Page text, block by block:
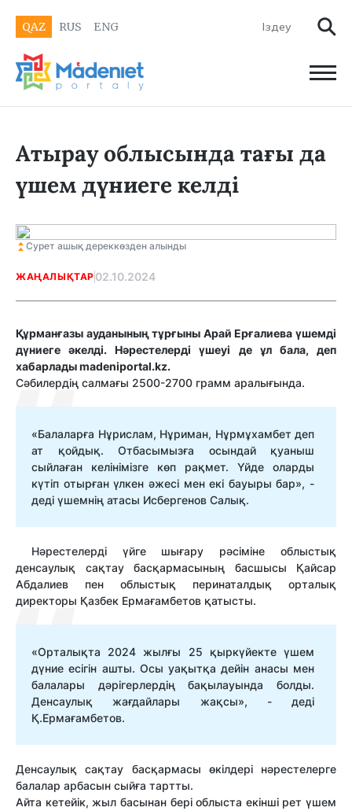
QAZ RUS ENG
Атырау облысында тағы да
үшем дүниеге келді
Сурет ашық дереккөзден алынды
ЖАҢАЛЫҚТАР 02.10.2024
Құрманғазы ауданының тұрғыны Арай Ерғалиева үшемді
дүниеге әкелді. Нәрестелерді үшеуі де ұл бала, деп
хабарлады madeniportal.kz.
Сәбилердің салмағы 2500-2700 грамм аралығында.
«Балаларға Нұрислам, Нұриман, Нұрмұхамбет деп
ат қойдық. Отбасымызға осындай қуаныш
сыйлаған келінімізге көп рақмет. Үйде оларды
күтіп отырған үлкен әжесі мен екі бауыры бар», -
деді үшемнің атасы Исбергенов Салық.
Нәрестелерді үйге шығару рәсіміне облыстық
денсаулық сақтау басқармасының басшысы Қайсар
Абдалиев пен облыстық перинаталдық орталық
директоры Қазбек Ермағамбетов қатысты.
«Орталықта 2024 жылғы 25 қыркүйекте үшем
дүние есігін ашты. Осы уақытқа дейін анасы мен
балалары дәрігерлердің бақылауында болды.
Денсаулық жағдайлары жақсы», - деді
Қ.Ермағамбетов.
Денсаулық сақтау басқармасы өкілдері нәрестелерге
балалар арбасын сыйға тартты.
Айта кетейік, жыл басынан бері облыста екінші рет үшем